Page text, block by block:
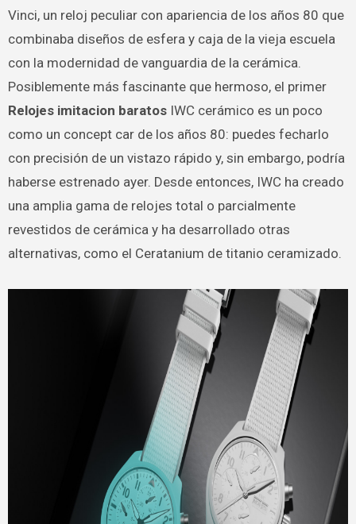
Vinci, un reloj peculiar con apariencia de los años 80 que
combinaba diseños de esfera y caja de la vieja escuela
con la modernidad de vanguardia de la cerámica.
Posiblemente más fascinante que hermoso, el primer
Relojes imitacion baratosIWC cerámico es un poco
como un concept car de los años 80: puedes fecharlo
con precisión de un vistazo rápido y, sin embargo, podría
haberse estrenado ayer. Desde entonces, IWC ha creado
una amplia gama de relojes total o parcialmente
revestidos de cerámica y ha desarrollado otras
alternativas, como el Ceratanium de titanio ceramizado.